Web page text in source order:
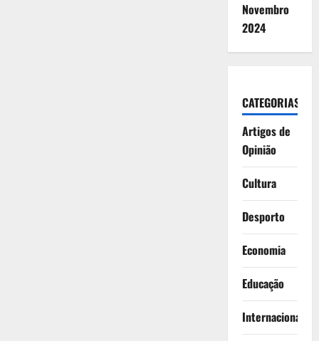
Novembro
2024
CATEGORIAS
Artigos de
Opinião
Cultura
Desporto
Economia
Educação
Internacionais